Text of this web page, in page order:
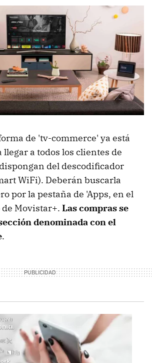
de 'tv-commerce' ya está
a todos los clientes de
del descodificador
WiFi). Deberán buscarla
por la pestaña de 'Apps, en el
Movistar+. Las compras se
denominada con el
.